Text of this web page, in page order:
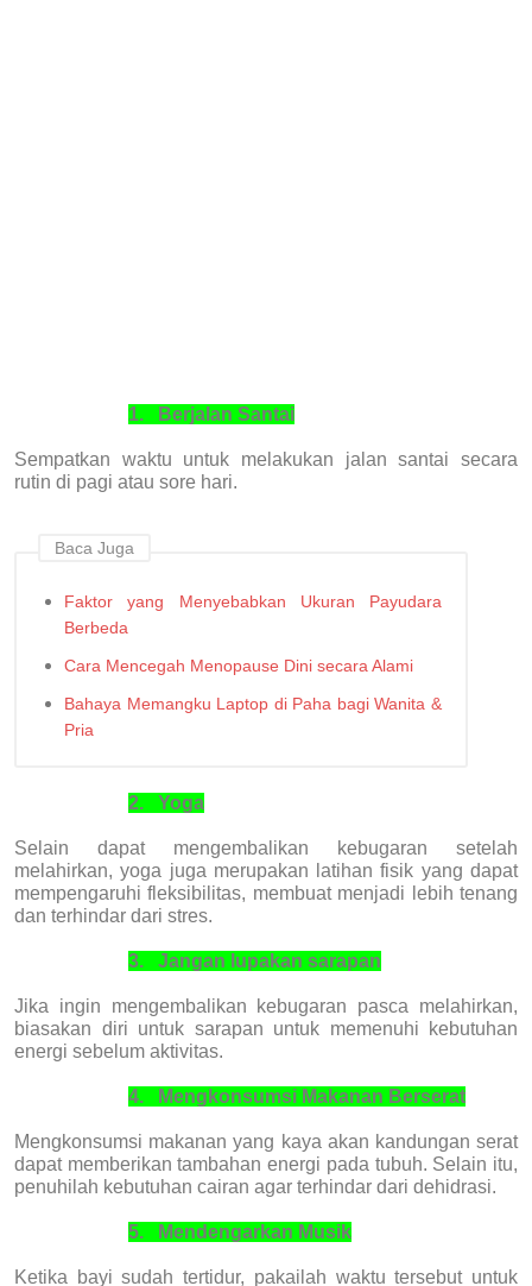
1. Berjalan Santai
Sempatkan waktu untuk melakukan jalan santai secara
rutin di pagi atau sore hari.
Baca Juga
Faktor yang Menyebabkan Ukuran Payudara
Berbeda
Cara Mencegah Menopause Dini secara Alami
Bahaya Memangku Laptop di Paha bagi Wanita &
Pria
2. Yoga
Selain dapat mengembalikan kebugaran setelah
melahirkan, yoga juga merupakan latihan fisik yang dapat
mempengaruhi fleksibilitas, membuat menjadi lebih tenang
dan terhindar dari stres.
3. Jangan lupakan sarapan
Jika ingin mengembalikan kebugaran pasca melahirkan,
biasakan diri untuk sarapan untuk memenuhi kebutuhan
energi sebelum aktivitas.
4. Mengkonsumsi Makanan Berserat
Mengkonsumsi makanan yang kaya akan kandungan serat
dapat memberikan tambahan energi pada tubuh. Selain itu,
penuhilah kebutuhan cairan agar terhindar dari dehidrasi.
5. Mendengarkan Musik
Ketika bayi sudah tertidur, pakailah waktu tersebut untuk